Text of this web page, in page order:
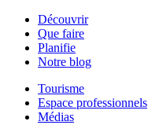
Découvrir
Que faire
Planifie
Notre blog
Tourisme
Espace professionnels
Médias